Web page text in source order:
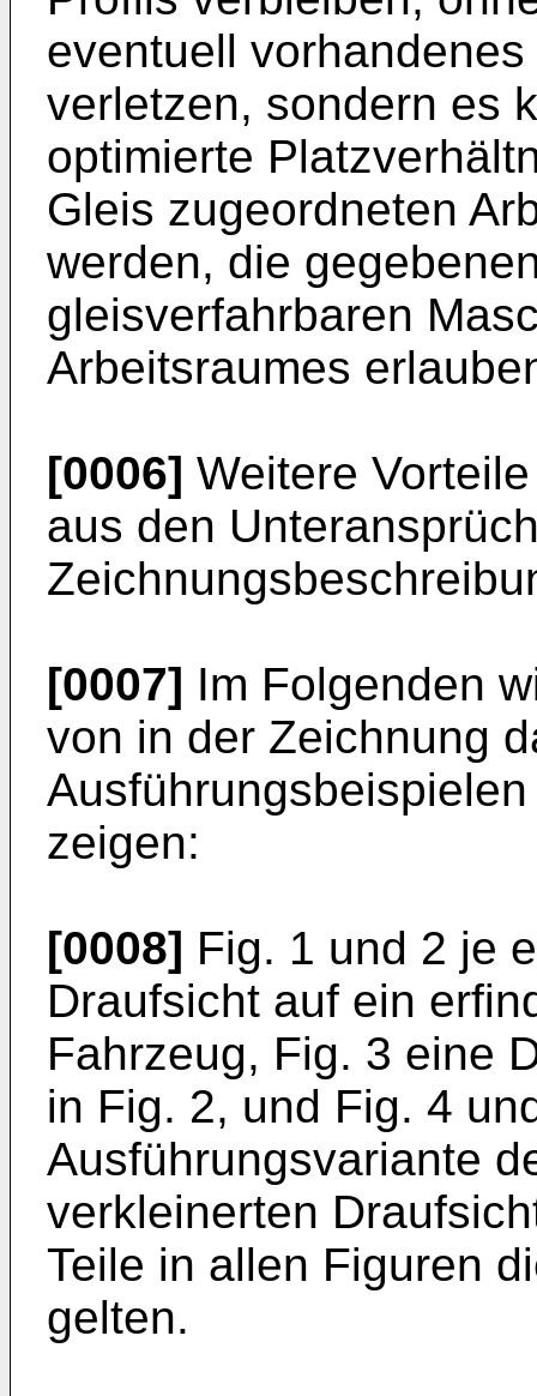
eventuell
verletzen, sondern es
optimierte
Gleis zugeordneten
werden, die
gleisverfahrbaren
Arbeitsraumes
[0006] Weitere
aus den
[0007] Im Folgenden
von in der Zeichnung
zeigen:
[0008] Fig. 1 und 2 je
Draufsicht auf ein
Fahrzeug, Fig. 3 eine
in Fig. 2, und Fig. 4
Ausführungsvariante
verkleinerten
Teile in allen Figuren
gelten.